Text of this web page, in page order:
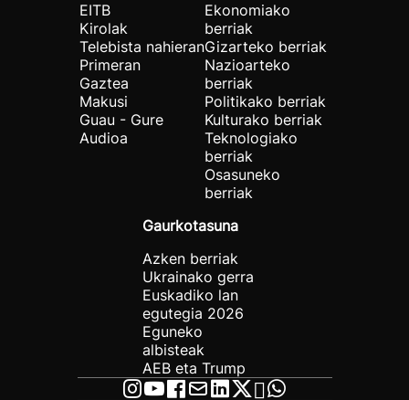
EITB
Kirolak
Telebista nahieran
Primeran
Gaztea
Makusi
Guau - Gure
Audioa
Ekonomiako
berriak
Gizarteko berriak
Nazioarteko
berriak
Politikako berriak
Kulturako berriak
Teknologiako
berriak
Osasuneko
berriak
Gaurkotasuna
Azken berriak
Ukrainako gerra
Euskadiko lan
egutegia 2026
Eguneko
albisteak
AEB eta Trump